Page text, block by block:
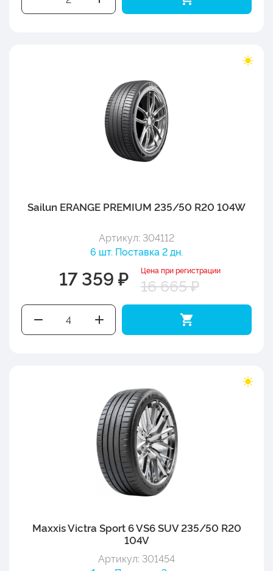
Sailun ERANGE PREMIUM 235/50 R20 104W
Артикул: 304112
6 шт. Поставка 2 дн.
17 359 ₽ Цена при регистрации
16 665 ₽
Maxxis Victra Sport 6 VS6 SUV 235/50 R20
104V
Артикул: 301454